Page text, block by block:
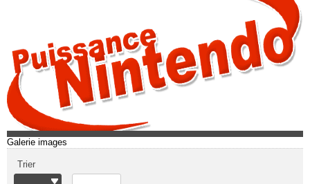
Galerie images
Trier